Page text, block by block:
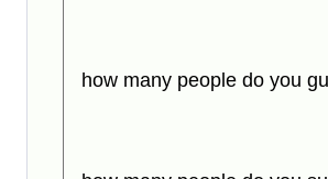
how many people do you